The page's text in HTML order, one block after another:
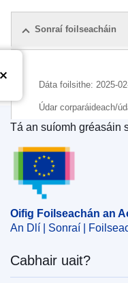
Sonraí foilseacháin
Dáta foilsithe: 2025-
Údar corparáideach/
Eorpach , Ard-
Ábhar:
Státchabhair
CELEX :
ELI :C/2025/1018/oj
OJ : C_202501018
IMMC : C(2024)3631/
Oifig Foilseachán
Tá an suíomh gréasáin
Oifig Foilseachán an
An Dlí | Sonraí |
Cabhair uait?